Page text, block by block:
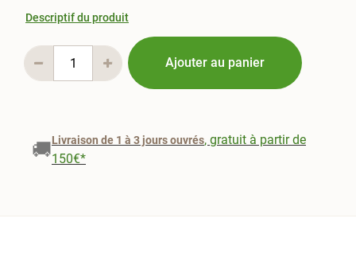
Descriptif du produit
Ajouter au panier
🚚Livraison de 1 à 3 jours ouvrés, gratuit à partir de
150€*